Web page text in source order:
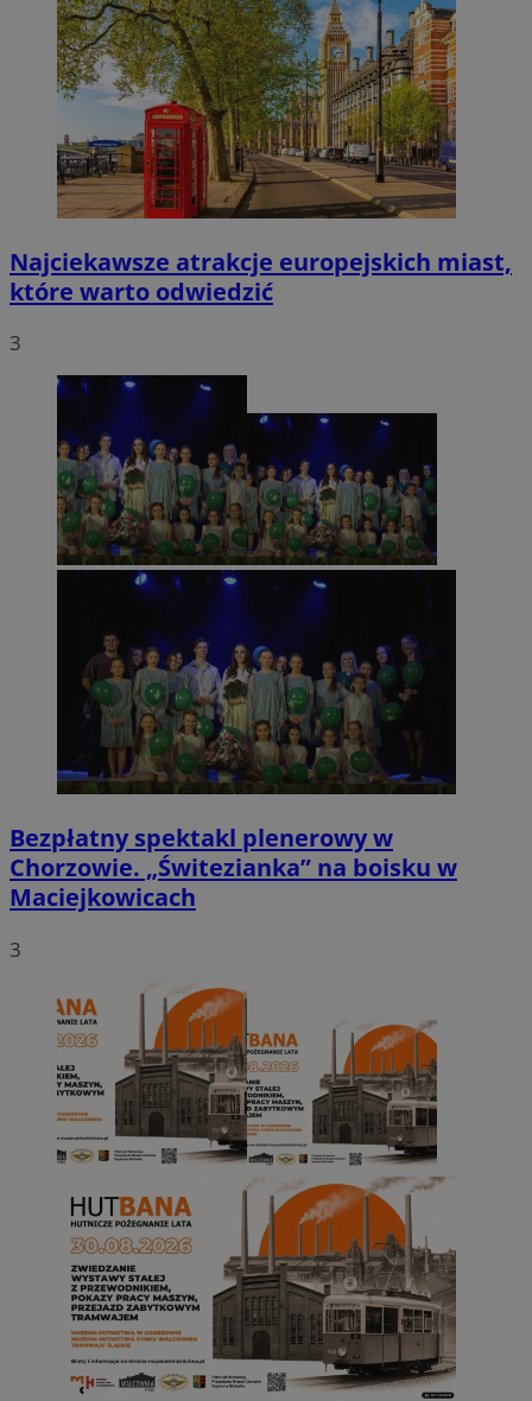
Najciekawsze atrakcje europejskich miast,
które warto odwiedzić
3
Bezpłatny spektakl plenerowy w
Chorzowie. „Świtezianka” na boisku w
Maciejkowicach
3